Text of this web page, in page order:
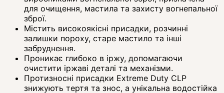
для очищення, мастила та захисту вогнепальної
зброї.
Містить високоякісні присадки, розчинні
залишки пороху, старе мастило та інші
забруднення.
Проникає глибоко в іржу, допомагаючи
очистити іржаві деталі та механізми.
Протизносні присадки Extreme Duty CLP
знижують тертя та знос, а унікальна водостійка